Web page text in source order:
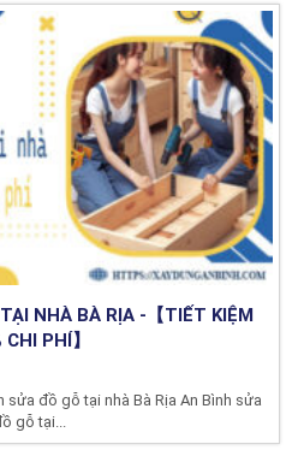
NHÀ BÀ RỊA -【TIẾT KIỆM
CHI PHÍ】
sửa đồ gỗ tại nhà Bà Rịa An Bình sửa
gỗ tại...